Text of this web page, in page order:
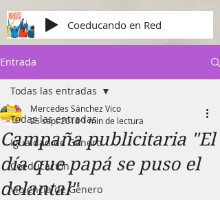
Coeducando en Red
Entrada
Todas las entradas
Igualdad de Género
Coeducación
Violencia de Género
Todas las entradas
Campaña publicitaria "El
día que papá se puso el
delantal"
Mercedes Sánchez Vico
25 sept 20181 min de lectura